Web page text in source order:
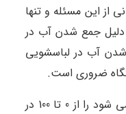
از این مسئله و تنها
دلیل جمع شدن آب در
شدن آب در لباسشویی
ضروری است.
همه دلایل تخلیه نشدن آب لباسشویی و پاسخ به این سوال که چرا آب لباسشویی تخلیه نمی شود را از 0 تا 100 در